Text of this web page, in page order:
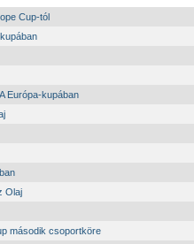
Cup-tól
Európa-kupában
Olaj
második csoportköre